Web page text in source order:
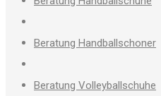
Beratung Handballschoner
Beratung Volleyballschuhe